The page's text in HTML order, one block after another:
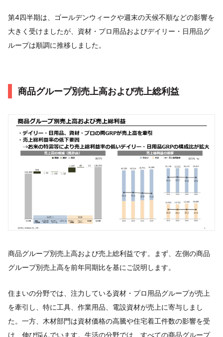
第4四半期は、ゴールデンウィークや週末の天候不順などの影響を
大きく受けましたが、資材・プロ用品およびデイリー・日用品グ
ループは順調に推移しました。
商品グループ別売上高および売上総利益
商品グループ別売上高および売上総利益です。まず、左側の商品
グループ別売上高を前年同期比を基にご説明します。
住まいの分野では、注力している資材・プロ用品グループが売上
を牽引し、特に工具、作業用品、電設資材が売上に寄与しまし
た。一方、木材部門は資材価格の高騰や住宅着工件数の影響を受
け、伸び悩んでいます。生活の分野では、すべての商品グループ